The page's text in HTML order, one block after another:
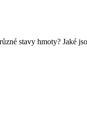
stavy hmoty? Jaké